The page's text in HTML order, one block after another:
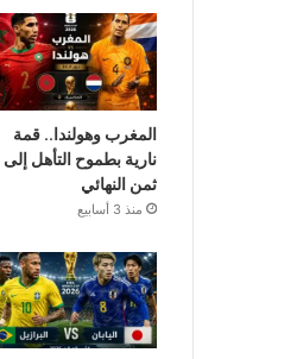
المغرب وهولندا.. قمة
نارية بطموح التأهل إلى
ثمن النهائي
منذ 3 أسابيع